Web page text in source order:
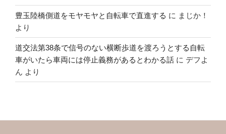
豊玉陸橋側道をモヤモヤと自転車で直進する に まじか！
より
道交法第38条で信号のない横断歩道を渡ろうとする自転
車がいたら車両には停止義務があるとわかる話 に デフよ
ん より